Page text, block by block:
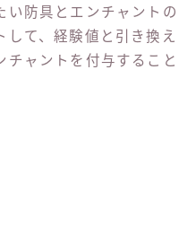
い防具とエンチャントの
て、経験値と引き換え
チャントを付与すること